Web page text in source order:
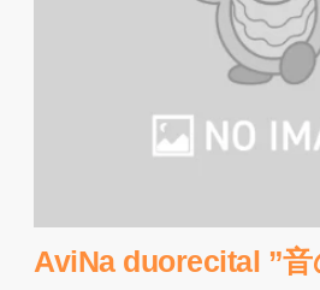
AviNa duorecital ”